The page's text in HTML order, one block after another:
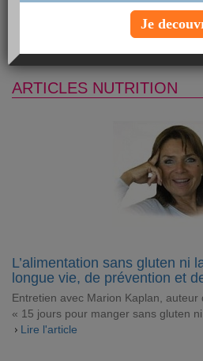
Environ 1 % des Français souffrent
plupart l'ignorent ! Découvrez
de la maladie et adopter les bonnes
ARTICLES NUTRITION
L’alimentation sans gluten ni
longue vie, de prévention et
Entretien avec Marion Kaplan,
« 15 jours pour manger sans gluten ni
Lire l'article
Je